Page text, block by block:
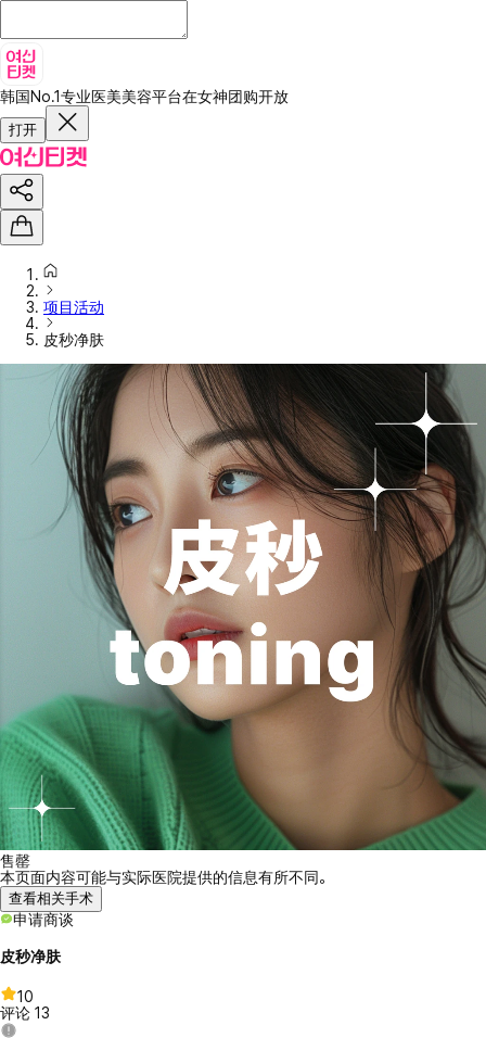
韩国No.1专业医美美容平台在女神团购开放
打开
项目活动
皮秒净肤
售罄
本页面内容可能与实际医院提供的信息有所不同。
查看相关手术
申请商谈
皮秒净肤
10
评论 13